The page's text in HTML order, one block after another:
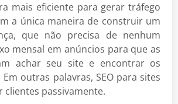
mais eficiente para gerar tráfego
a única maneira de construir um
que não precisa de nenhum
mensal em anúncios para que as
achar seu site e encontrar os
outras palavras, SEO para sites
clientes passivamente.